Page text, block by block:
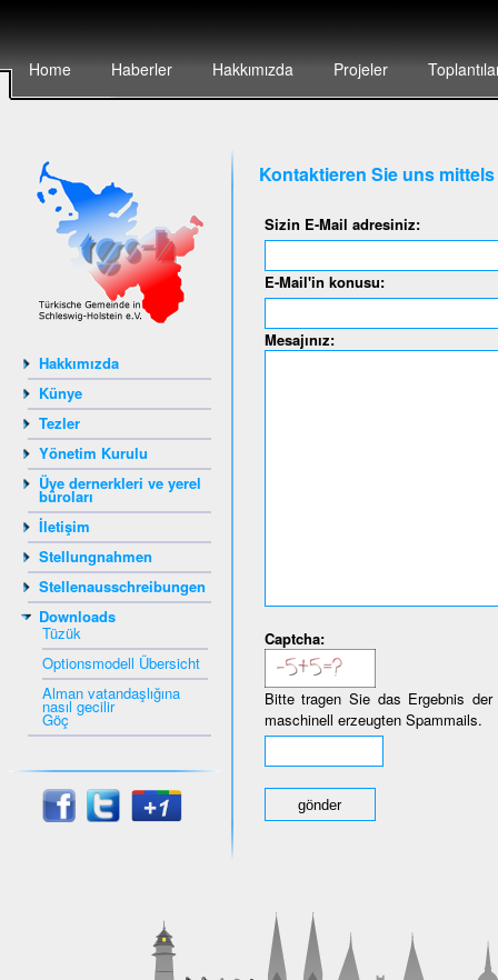
Home Haberler Hakkımızda Projeler
Hakkımızda
Künye
Tezler
Yönetim Kurulu
Üye dernerkleri ve yerel
büroları
İletişim
Stellungnahmen
Stellenausschreibungen
Downloads
Tüzük
Optionsmodell Übersicht
Alman vatandaşlığına
nasıl gecilir
Göç
Kontaktieren Sie uns
Sizin E-Mail adresiniz:
E-Mail'in konusu:
Mesajınız:
Captcha:
Bitte tragen Sie das Ergebnis
maschinell erzeugten Spammails.